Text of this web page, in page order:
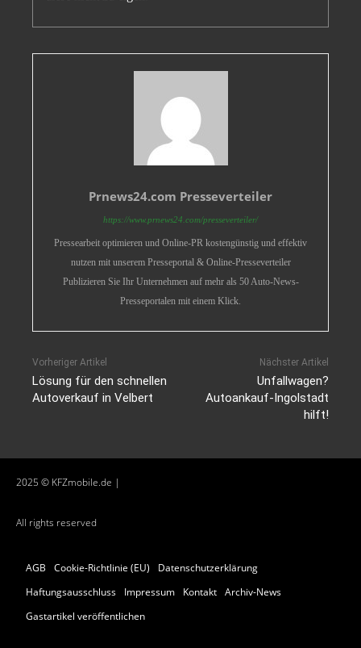
Prnews24.com Presseverteiler
https://www.prnews24.com/presseverteiler/
Pressearbeit optimieren und Online-PR kostengünstig und effektiv
nutzen mit unserem Presseportal & Online-Presseverteiler
Publizieren Sie Ihr Unternehmen auf mehr als 50 Auto-News-
Presseportalen mit einem Klick.
Vorheriger Artikel
Lösung für den schnellen
Autoverkauf in Velbert
Nächster Artikel
Unfallwagen?
Autoankauf-Ingolstadt
hilft!
2025 © KFZmobile.de |
All rights reserved
AGB Cookie-Richtlinie (EU)
Datenschutzerklärung
Haftungsausschluss
Impressum Kontakt Archiv-News
Gastartikel veröffentlichen